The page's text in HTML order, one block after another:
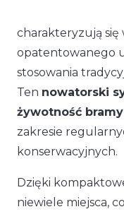
charakteryzują
opatentowanego
stosowania
Ten nowatorski
żywotność bramy
zakresie
konserwacyjnych.
Dzięki
niewiele miejsca,